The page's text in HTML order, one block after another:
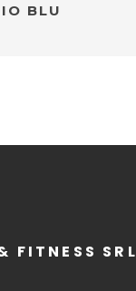
BLU
FITNESS SRL